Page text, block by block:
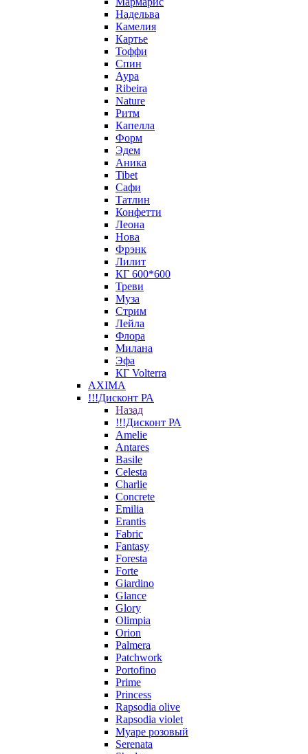
Надельва
Камелия
Картье
Тоффи
Спин
Аура
Ribeira
Nature
Ритм
Капелла
Форм
Эдем
Аника
Tibet
Сафи
Татлин
Конфетти
Леона
Нова
Фрэнк
Лилит
КГ 600*600
Треви
Муза
Стрим
Лейла
Флора
Милана
Эфа
КГ Volterra
AXIMA
!!!Дисконт РА
Назад
!!!Дисконт РА
Amelie
Antares
Basile
Celesta
Charlie
Concrete
Emilia
Erantis
Fabric
Fantasy
Foresta
Forte
Giardino
Glance
Glory
Olimpia
Orion
Palmera
Patchwork
Portofino
Prime
Princess
Rapsodia olive
Rapsodia violet
Муаре розовый
Serenata